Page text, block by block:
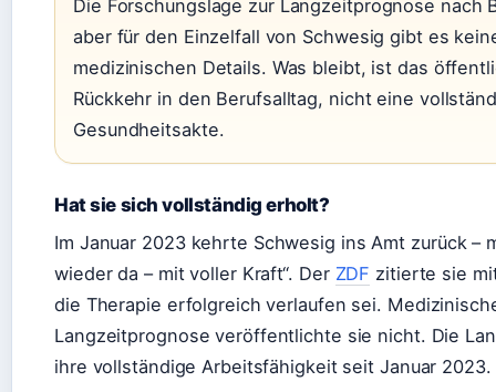
Die Forschungslage zur Langzeitprognose nach
aber für den Einzelfall von Schwesig gibt es
medizinischen Details. Was bleibt, ist das
Rückkehr in den Berufsalltag, nicht eine
Gesundheitsakte.
Hat sie sich vollständig erholt?
Im Januar 2023 kehrte Schwesig ins Amt zurück –
wieder da – mit voller Kraft“. Der ZDF zitierte sie
die Therapie erfolgreich verlaufen sei.
Langzeitprognose veröffentlichte sie nicht. Die
ihre vollständige Arbeitsfähigkeit seit Januar 2023.